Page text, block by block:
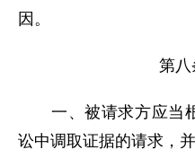
因。
第八
一、被请求方应当根
讼中调取证据的请求，